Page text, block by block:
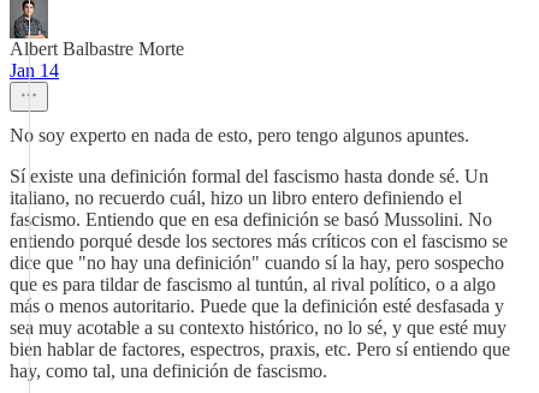
Albert Balbastre Morte
Jan 14
No soy experto en nada de esto, pero tengo algunos apuntes.
Sí existe una definición formal del fascismo hasta donde sé. Un
italiano, no recuerdo cuál, hizo un libro entero definiendo el
fascismo. Entiendo que en esa definición se basó Mussolini. No
entiendo porqué desde los sectores más críticos con el fascismo se
dice que "no hay una definición" cuando sí la hay, pero sospecho
que es para tildar de fascismo al tuntún, al rival político, o a algo
más o menos autoritario. Puede que la definición esté desfasada y
sea muy acotable a su contexto histórico, no lo sé, y que esté muy
bien hablar de factores, espectros, praxis, etc. Pero sí entiendo que
hay, como tal, una definición de fascismo.